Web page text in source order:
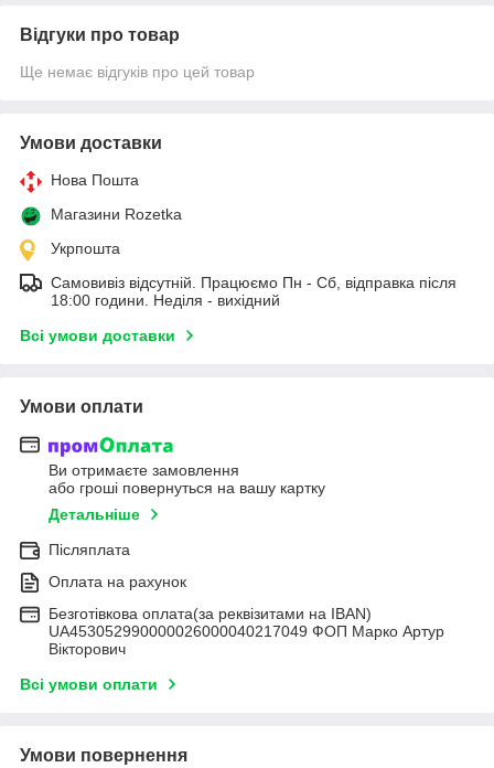
Відгуки про товар
Ще немає відгуків про цей товар
Умови доставки
Нова Пошта
Магазини Rozetka
Укрпошта
Самовивіз відсутній. Працюємо Пн - Сб, відправка після
18:00 години. Неділя - вихідний
Всі умови доставки
Умови оплати
Ви отримаєте замовлення
або гроші повернуться на вашу картку
Детальніше
Післяплата
Оплата на рахунок
Безготівкова оплата(за реквізитами на IBAN)
UA453052990000026000040217049 ФОП Марко Артур
Вікторович
Всі умови оплати
Умови повернення